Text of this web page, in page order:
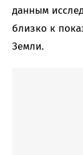
данным
близко к
Земли.